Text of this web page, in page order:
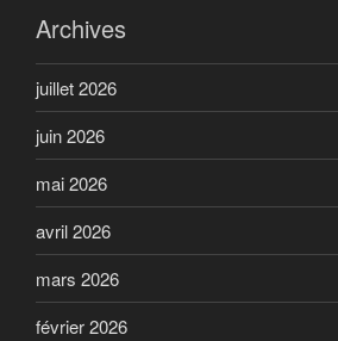
Archives
juillet 2026
juin 2026
mai 2026
avril 2026
mars 2026
février 2026